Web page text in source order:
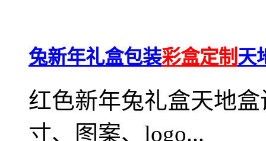
兔新年礼盒包装彩盒定制 天
红色新年兔礼盒天地
寸、图案、logo...